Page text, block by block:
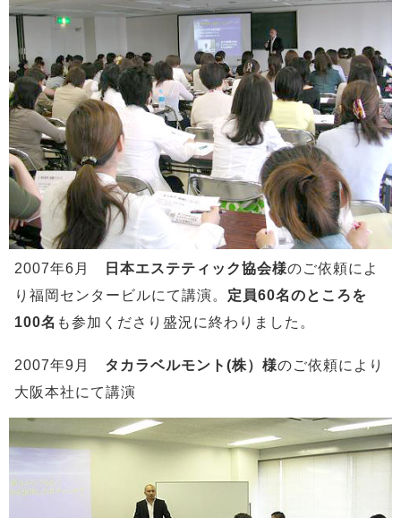
2007年6月 日本エステティック協会様のご依頼によ
り福岡センタービルにて講演。 定員60名のところを
100名 も参加くださり盛況に終わりました。
2007年9月 タカラベルモント(株）様のご依頼により
大阪本社にて講演